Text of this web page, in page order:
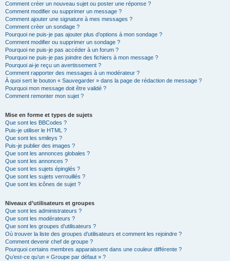
Comment créer un nouveau sujet ou poster une réponse ?
Comment modifier ou supprimer un message ?
Comment ajouter une signature à mes messages ?
Comment créer un sondage ?
Pourquoi ne puis-je pas ajouter plus d’options à mon sondage ?
Comment modifier ou supprimer un sondage ?
Pourquoi ne puis-je pas accéder à un forum ?
Pourquoi ne puis-je pas joindre des fichiers à mon message ?
Pourquoi ai-je reçu un avertissement ?
Comment rapporter des messages à un modérateur ?
À quoi sert le bouton « Sauvegarder » dans la page de rédaction de message ?
Pourquoi mon message doit être validé ?
Comment remonter mon sujet ?
Mise en forme et types de sujets
Que sont les BBCodes ?
Puis-je utiliser le HTML ?
Que sont les smileys ?
Puis-je publier des images ?
Que sont les annonces globales ?
Que sont les annonces ?
Que sont les sujets épinglés ?
Que sont les sujets verrouillés ?
Que sont les icônes de sujet ?
Niveaux d’utilisateurs et groupes
Que sont les administrateurs ?
Que sont les modérateurs ?
Que sont les groupes d’utilisateurs ?
Où trouver la liste des groupes d’utilisateurs et comment les rejoindre ?
Comment devenir chef de groupe ?
Pourquoi certains membres apparaissent dans une couleur différente ?
Qu’est-ce qu’un « Groupe par défaut » ?